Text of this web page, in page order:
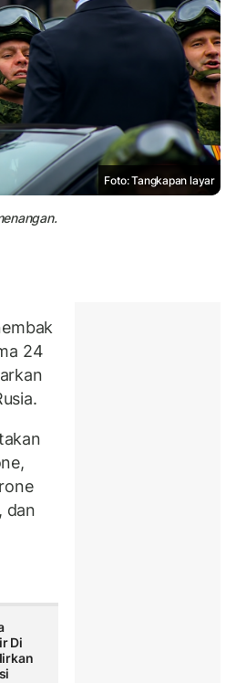
Foto: Tangkapan layar
24
dan
Di